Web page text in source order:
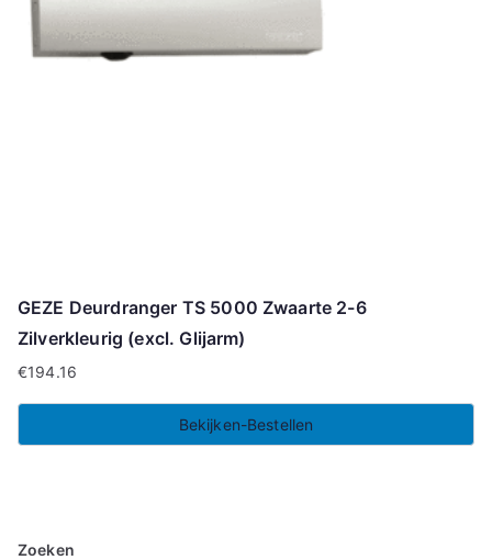
GEZE Deurdranger TS 5000 Zwaarte 2-6
Zilverkleurig (excl. Glijarm)
€194.16
Bekijken-Bestellen
Zoeken